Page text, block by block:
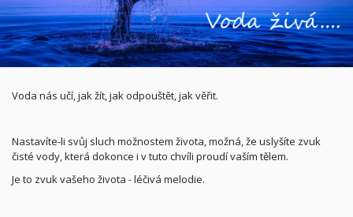
Voda nás učí, jak žít, jak odpouštět, jak věřit.
Nastavíte-li svůj sluch možnostem života, možná, že uslyšíte zvuk
čisté vody, která dokonce i v tuto chvíli proudí vaším tělem.
Je to zvuk vašeho života - léčivá melodie.